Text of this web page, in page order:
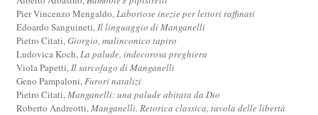
Pier Vincenzo Mengaldo,Laboriose inezie per lettori raffinati
Edoardo Sanguineti,Il linguaggio di Manganelli
Pietro Citati,Giorgio, malinconico tapiro
Ludovica Koch,La palude, indecorosa preghiera
Viola Papetti,Il sarcofago di Manganelli
Geno Pampaloni,Furori natalizi
Pietro Citati,Manganelli: una palude abitata da Dio
Roberto Andreotti,Manganelli. Retorica classica, tavola delle libertà